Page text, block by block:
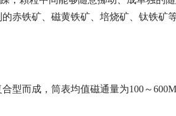
赤铁矿、磁黄铁矿、培烧矿、钛铁矿
而成，筒表均值磁通量为100～